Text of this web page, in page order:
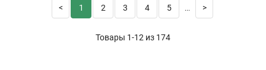
1 2 3 4 5 ...
Товары 1-12 из 174